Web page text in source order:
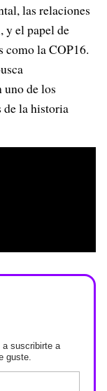
las relaciones
y el papel de
como la COP16.
uno de los
de la historia
a suscribirte a
guste.